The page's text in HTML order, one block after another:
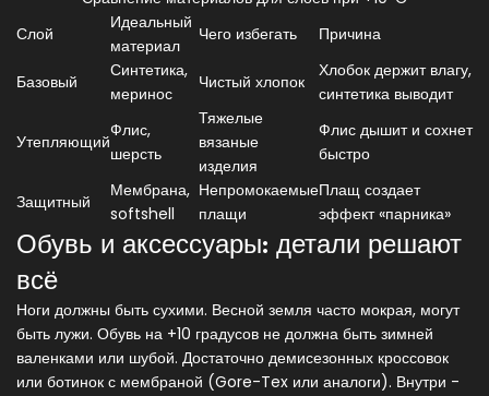
Слой
Идеальный
материал
Чего избегать Причина
Базовый
Синтетика,
меринос
Чистый хлопок
Хлобок держит влагу,
синтетика выводит
Утепляющий
Флис,
шерсть
Тяжелые
вязаные
изделия
Флис дышит и сохнет
быстро
Защитный
Мембрана,
softshell
Непромокаемые
плащи
Плащ создает
эффект «парника»
Обувь и аксессуары: детали решают
всё
Ноги должны быть сухими. Весной земля часто мокрая, могут
быть лужи. Обувь на +10 градусов не должна быть зимней
валенками или шубой. Достаточно демисезонных кроссовок
или ботинок с мембраной (Gore-Tex или аналоги). Внутри -